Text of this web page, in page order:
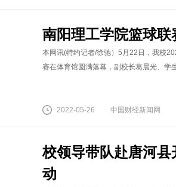
南阳理工学院篮球联
本网讯(特约记者/徐驰）5月22日，我校
赛在体育馆圆满落幕，副校长葛晨光、学
2022-05-26 中国财经新闻网
校领导带队赴唐河
动